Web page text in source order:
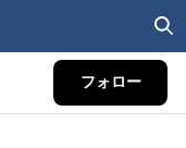
フォロー